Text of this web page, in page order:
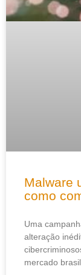
Malware
como
Uma
alteração
mercado